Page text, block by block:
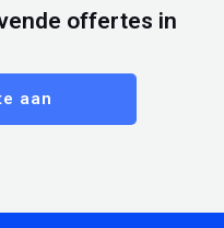
offertes in
aan